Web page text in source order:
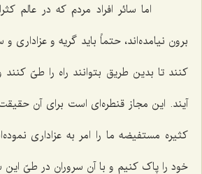
اما سائر افراد مردم که در عالم
برون نیامده‌اند، حتماً باید گریه و عزاداری
کنند تا بدین طریق بتوانند راه را طیّ
آیند. این مجاز قنطره‌ای است برای آن
کثیره مستفیضه ما را امر به عزاداری
خود را پاک کنیم و با آن سروران در طیّ